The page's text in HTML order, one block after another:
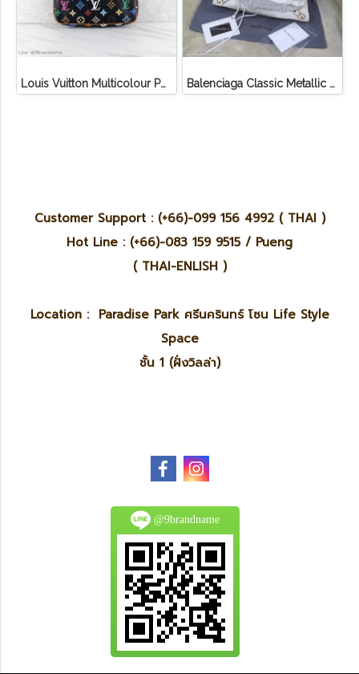
Louis Vuitton Multicolour Pochette Canvas Balenciaga Classic Metallic Edge City Bag
Customer Support : (+66)-099 156 4992 ( THAI )
Hot Line : (+66)-083 159 9515 / Pueng
( THAI-ENLISH )
Location : Paradise Park ศรีนครินทร์ โซน Life Style
Space
ชั้น 1 (ฝั่งวิลล่า)
@9brandname